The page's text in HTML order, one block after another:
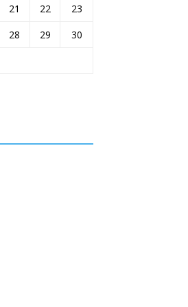
21 22
23
28 29
30